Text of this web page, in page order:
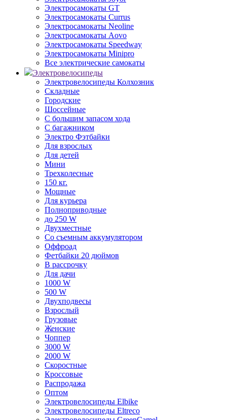
Электросамокаты GT
Электросамокаты Currus
Электросамокаты Neoline
Электросамокаты Aovo
Электросамокаты Speedway
Электросамокаты Minipro
Все электрические самокаты
Электровелосипеды
Электровелосипеды Колхозник
Складные
Городские
Шоссейные
С большим запасом хода
С багажником
Электро Фэтбайки
Для взрослых
Для детей
Мини
Трехколесные
150 кг.
Мощные
Для курьера
Полноприводные
до 250 W
Двухместные
Со съемным аккумулятором
Оффроад
Фетбайки 20 дюймов
В рассрочку
Для дачи
1000 W
500 W
Двухподвесы
Взрослый
Грузовые
Женские
Чоппер
3000 W
2000 W
Скоростные
Кроссовые
Распродажа
Оптом
Электровелосипеды Elbike
Электровелосипеды Eltreco